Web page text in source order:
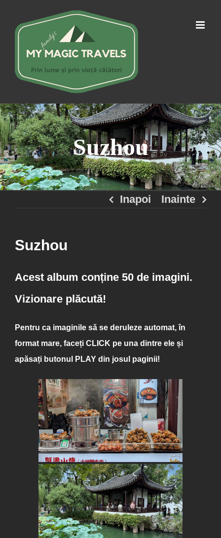
content
Suzhou
Inapoi Inainte
Suzhou
Acest album conține 50 de imagini.
Vizionare plăcută!
Pentru ca imaginile să se deruleze automat, în
format mare, faceți CLICK pe una dintre ele și
apăsați butonul
PLAY din josul paginii!